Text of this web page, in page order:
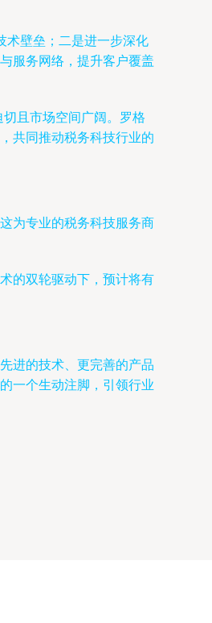
术壁垒；二是进一步深化
服务网络，提升客户覆盖
且市场空间广阔。罗格
共同推动税务科技行业的
为专业的税务科技服务商
的双轮驱动下，预计将有
进的技术、更完善的产品
一个生动注脚，引领行业